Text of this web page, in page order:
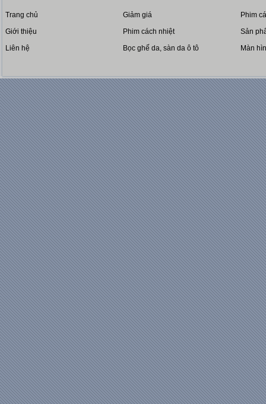
Trang chủ
Giới thiệu
Liên hệ
Giảm giá
Phim cách nhiệt
Bọc ghế da, sàn da ô tô
Phim
Sản
Màn